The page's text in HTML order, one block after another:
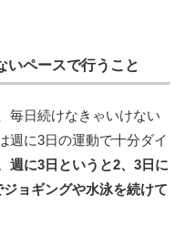
いペースで行うこと
毎日続けなきゃいけない
週に3日の運動で十分ダイ
週に3日というと2、3日に
ョギングや水泳を続けて